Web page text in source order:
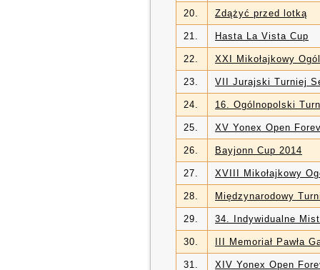
20. Zdążyć przed lotką
21. Hasta La Vista Cup
22. XXI Mikołajkowy
23. VII Jurajski Turniej
24. 16. Ogólnopolski
25. XV Yonex Open
26. Bayjonn Cup 2014
27. XVIII Mikołajkowy
28. Międzynarodowy
29. 34. Indywidualne
30. III Memoriał Pawła
31. XIV Yonex Open